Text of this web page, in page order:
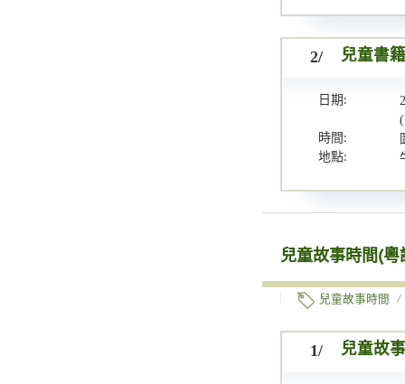
2/ 兒童書
日期:
時間:
地點:
兒童故事時間(粵
兒童故事時間 /
1/ 兒童故